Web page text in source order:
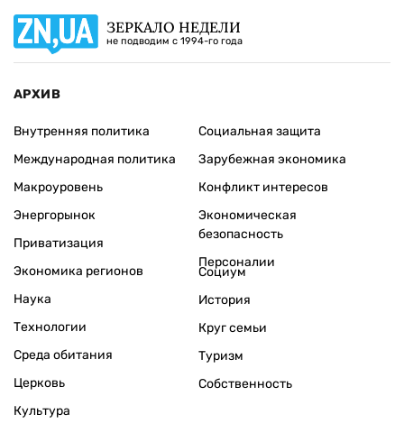
ЗЕРКАЛО НЕДЕЛИ
не подводим с 1994-го года
АРХИВ
Внутренняя политика
Международная политика
Макроуровень
Энергорынок
Приватизация
Экономика регионов
Социальная защита
Зарубежная экономика
Конфликт интересов
Экономическая
безопасность
Персоналии
Наука
Технологии
Среда обитания
Церковь
Культура
Социум
История
Круг семьи
Туризм
Собственность